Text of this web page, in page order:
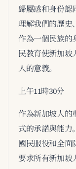
歸屬感和身份認
理解我們的歷史
作為一個民族的
民教育使新加坡
人的意義。
上午11時30分
作為新加坡人的
式的承諾與能力
國民服役和全面
要求所有新加坡